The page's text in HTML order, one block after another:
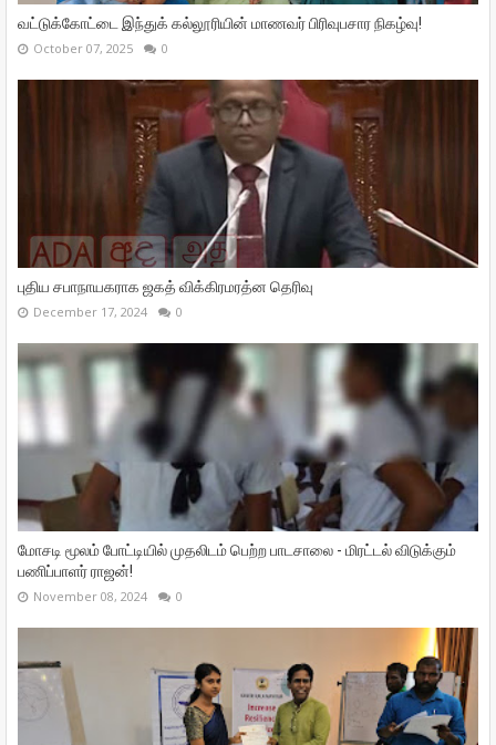
வட்டுக்கோட்டை இந்துக் கல்லூரியின் மாணவர் பிரிவுபசார நிகழ்வு!
October 07, 2025 0
புதிய சபாநாயகராக ஜகத் விக்கிரமரத்ன தெரிவு
December 17, 2024 0
மோசடி மூலம் போட்டியில் முதலிடம் பெற்ற பாடசாலை - மிரட்டல் விடுக்கும்
பணிப்பாளர் ராஜன்!
November 08, 2024 0